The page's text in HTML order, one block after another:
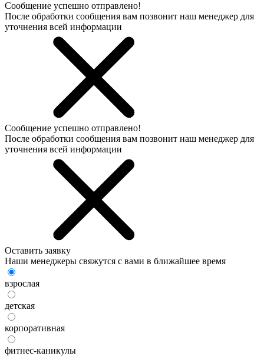
Сообщение успешно отправлено!
После обработки сообщения вам позвонит наш менеджер для
уточнения всей информации
Сообщение успешно отправлено!
После обработки сообщения вам позвонит наш менеджер для
уточнения всей информации
Оставить заявку
Наши менеджеры свяжутся с вами в ближайшее время
взрослая
детская
корпоративная
фитнес-каникулы